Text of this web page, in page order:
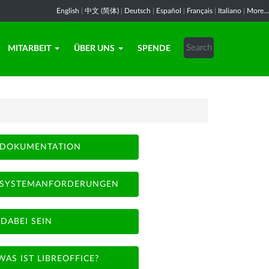
English 中文 (简体) Deutsch Español Français Italiano More...
MITARBEIT ÜBER UNS SPENDE
DOKUMENTATION
SYSTEMANFORDERUNGEN
DABEI SEIN
IST LIBREOFFICE?